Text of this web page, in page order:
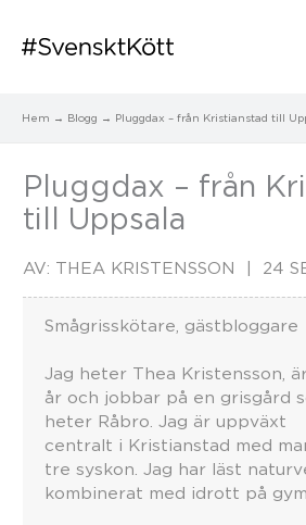
Hem Blogg Pluggdax – från Kristianstad till
Pluggdax – från
till Uppsala
AV: THEA KRISTENSSON 24
Smågrisskötare, gästbloggare
Jag heter Thea Kristensson,
år och jobbar på en grisgård
heter Råbro. Jag är uppväxt
centralt i Kristianstad med
tre syskon. Jag har läst
kombinerat med idrott på